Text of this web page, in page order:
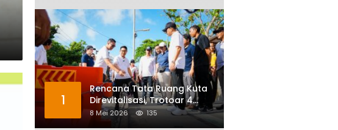
1
Rencana Tata Ruang Kuta
Direvitalisasi, Trotoar 4
Meter dan Integrasi
Transportasi Listrik
8 Mei 2026 135